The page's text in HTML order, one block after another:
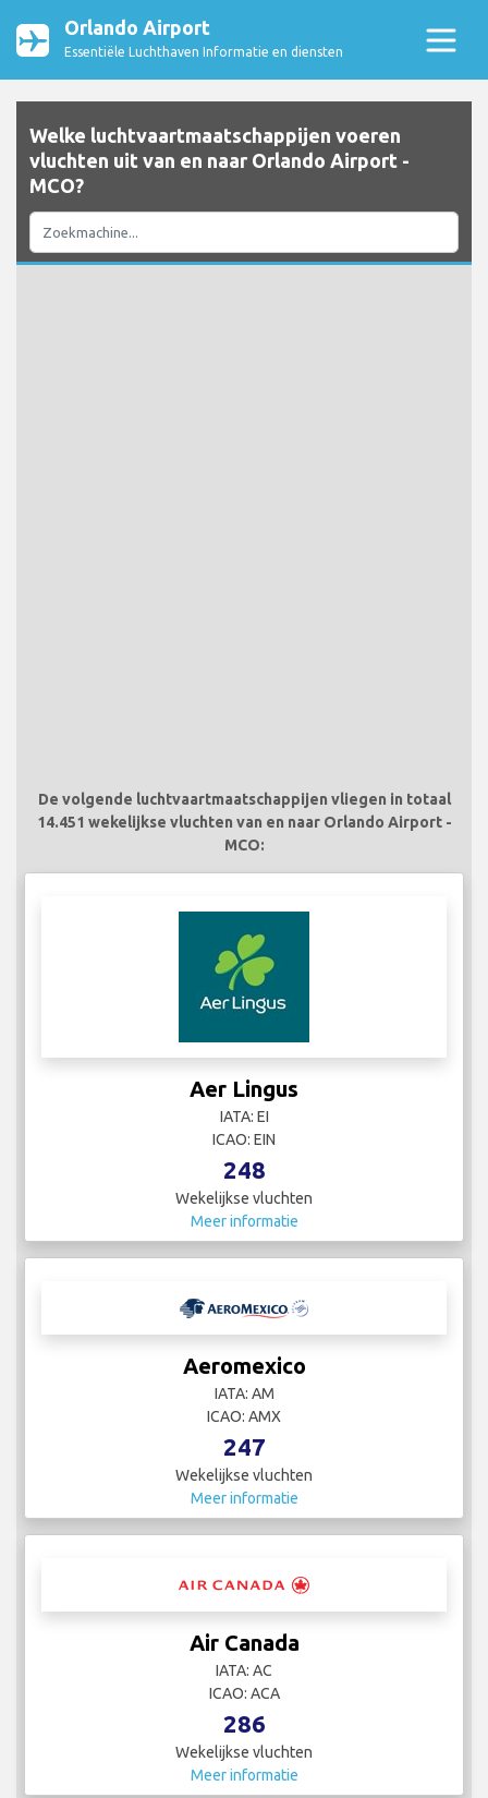
Orlando Airport
Essentiële Luchthaven Informatie en diensten
Welke luchtvaartmaatschappijen voeren
vluchten uit van en naar Orlando Airport -
MCO?
De volgende luchtvaartmaatschappijen vliegen in totaal
14.451 wekelijkse vluchten van en naar Orlando Airport -
MCO:
Aer Lingus
IATA: EI
ICAO: EIN
248
Wekelijkse vluchten
Meer informatie
Aeromexico
IATA: AM
ICAO: AMX
247
Wekelijkse vluchten
Meer informatie
Air Canada
IATA: AC
ICAO: ACA
286
Wekelijkse vluchten
Meer informatie